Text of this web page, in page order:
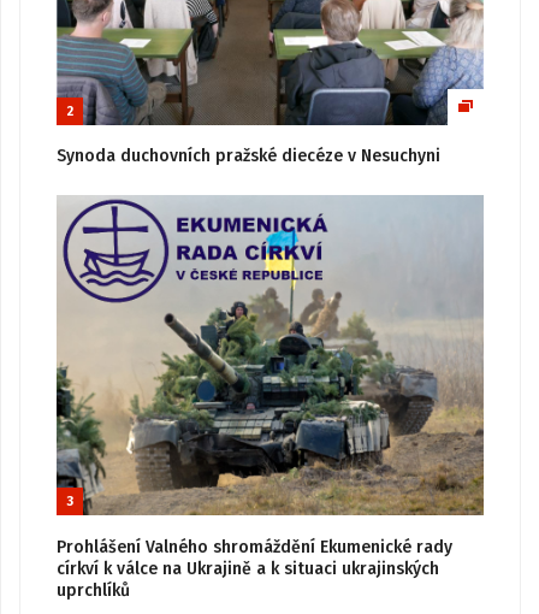
2
Synoda duchovních pražské diecéze v Nesuchyni
3
Prohlášení Valného shromáždění Ekumenické rady
církví k válce na Ukrajině a k situaci ukrajinských
uprchlíků